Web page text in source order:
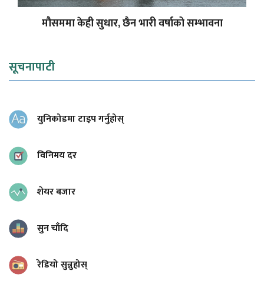
मौसममा केही सुधार, छैन भारी वर्षाको सम्भावना
सूचनापाटी
युनिकोडमा टाइप गर्नुहोस्
विनिमय दर
शेयर बजार
सुन चाँदि
रेडियो सुन्नुहोस्